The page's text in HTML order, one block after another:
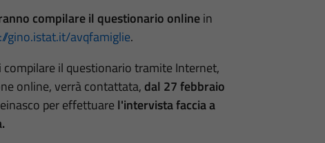
compilare il questionario onlinein
gino.istat.it/avqfamiglie.
il questionario tramite Internet,
online, verrà contattata, dal 27 febbraio
per effettuare l'intervista faccia a